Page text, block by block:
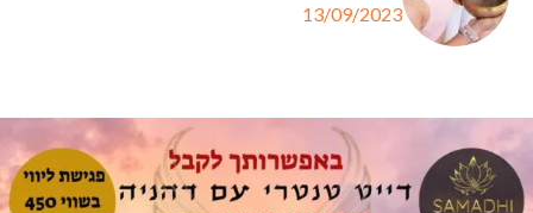
13/09/2023